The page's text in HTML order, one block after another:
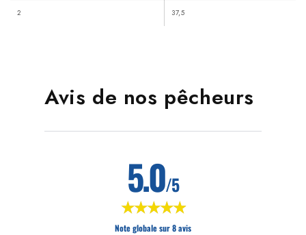
2 37,5
Avis de nos pêcheurs
5.0/5
★★★★★
★★★★★
Note globale sur 8 avis